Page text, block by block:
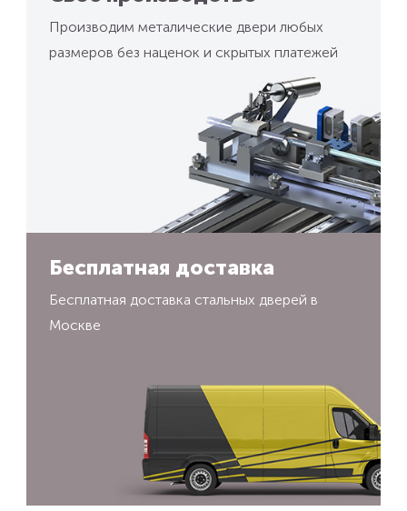
Производим металические двери любых
размеров без наценок и скрытых платежей
Бесплатная доставка
Бесплатная доставка стальных дверей в
Москве